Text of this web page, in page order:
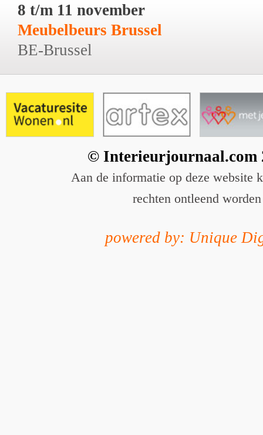
8 t/m 11 november
Meubelbeurs Brussel
BE-Brussel
© Interieurjournaal.com
Aan de informatie op deze website
rechten ontleend worden
powered by: Unique